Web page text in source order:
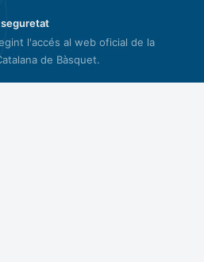
l'accés al web oficial de la
de Bàsquet.